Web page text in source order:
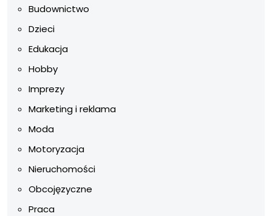
Budownictwo
Dzieci
Edukacja
Hobby
Imprezy
Marketing i reklama
Moda
Motoryzacja
Nieruchomości
Obcojęzyczne
Praca